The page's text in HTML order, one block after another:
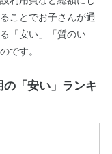
ことでお子さんが通
「安い」「質のい
です。
「安い」ランキ